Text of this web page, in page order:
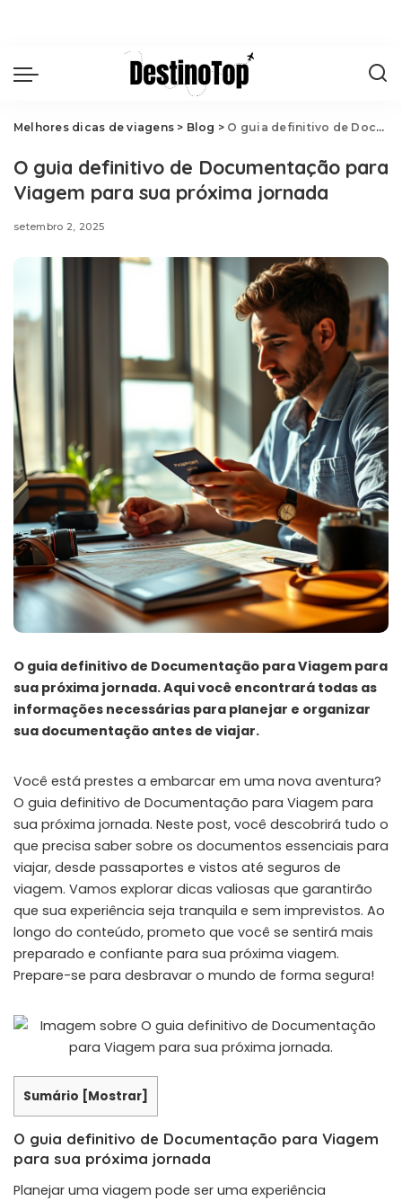
Melhores dicas de viagens > Blog > O guia definitivo de Documentação para Viagem para sua próxima jornada
O guia definitivo de Documentação para
Viagem para sua próxima jornada
setembro 2, 2025
O guia definitivo de Documentação para Viagem para
sua próxima jornada. Aqui você encontrará todas as
informações necessárias para planejar e organizar
sua documentação antes de viajar.
Você está prestes a embarcar em uma nova aventura?
O guia definitivo de Documentação para Viagem para
sua próxima jornada. Neste post, você descobrirá tudo o
que precisa saber sobre os documentos essenciais para
viajar, desde passaportes e vistos até seguros de
viagem. Vamos explorar dicas valiosas que garantirão
que sua experiência seja tranquila e sem imprevistos. Ao
longo do conteúdo, prometo que você se sentirá mais
preparado e confiante para sua próxima viagem.
Prepare-se para desbravar o mundo de forma segura!
Sumário [Mostrar]
O guia definitivo de Documentação para Viagem
para sua próxima jornada
Planejar uma viagem pode ser uma experiência